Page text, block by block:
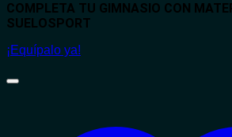
COMPLETA TU GIMNASIO CON
SUELOSPORT
¡Equípalo ya!